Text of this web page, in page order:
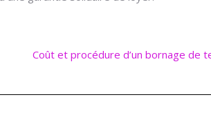
Coût et procédure d’un bornage de